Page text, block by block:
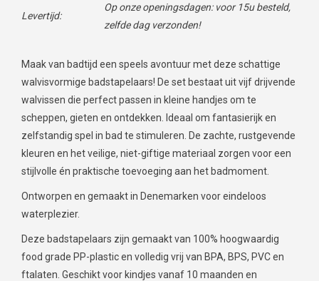
Levertijd:
Op onze openingsdagen: voor 15u besteld,
zelfde dag verzonden!
Maak van badtijd een speels avontuur met deze schattige
walvisvormige badstapelaars! De set bestaat uit vijf drijvende
walvissen die perfect passen in kleine handjes om te
scheppen, gieten en ontdekken. Ideaal om fantasierijk en
zelfstandig spel in bad te stimuleren. De zachte, rustgevende
kleuren en het veilige, niet-giftige materiaal zorgen voor een
stijlvolle én praktische toevoeging aan het badmoment.
Ontworpen en gemaakt in Denemarken voor eindeloos
waterplezier.
Deze badstapelaars zijn gemaakt van 100% hoogwaardig
food grade PP-plastic en volledig vrij van BPA, BPS, PVC en
ftalaten. Geschikt voor kindjes vanaf 10 maanden en